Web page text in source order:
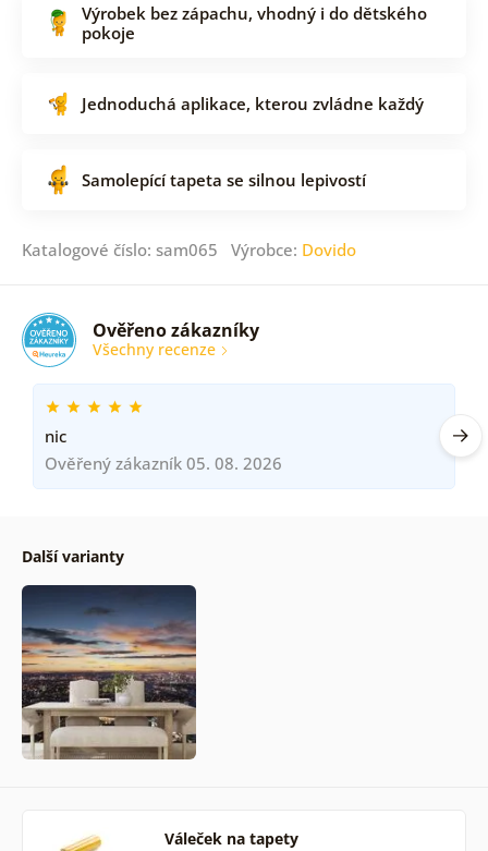
Výrobek bez zápachu, vhodný i do dětského
pokoje
Jednoduchá aplikace, kterou zvládne každý
Samolepící tapeta se silnou lepivostí
Katalogové číslo: sam065 Výrobce: Dovido
Ověřeno zákazníky
Všechny recenze
nic
Ověřený zákazník 05. 08. 2026
Další varianty
Váleček na tapety